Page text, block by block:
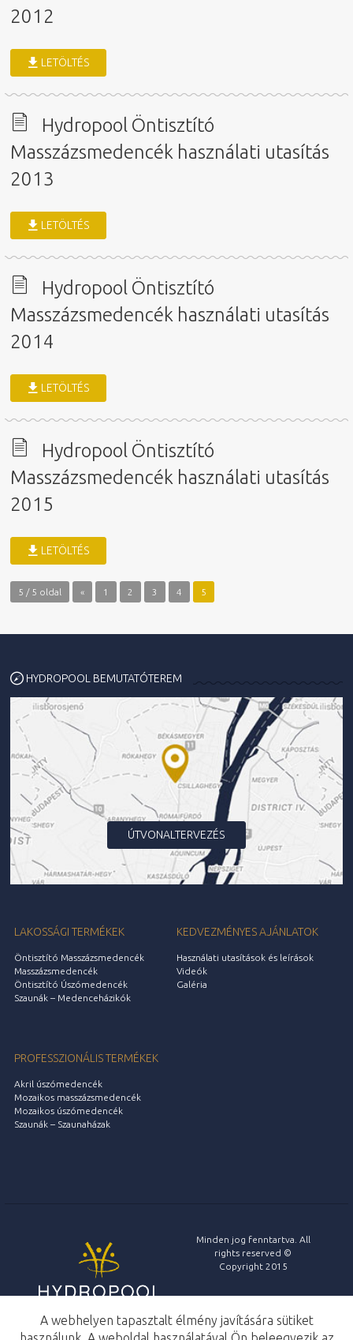
A webhelyen tapasztalt élmény javítására sütiket
2012
LETÖLTÉS
Hydropool Öntisztító
Masszázsmedencék használati utasítás
2013
LETÖLTÉS
Hydropool Öntisztító
Masszázsmedencék használati utasítás
2014
LETÖLTÉS
Hydropool Öntisztító
Masszázsmedencék használati utasítás
2015
LETÖLTÉS
5 / 5 oldal « 1 2 3 4 5
HYDROPOOL BEMUTATÓTEREM
ÚTVONALTERVEZÉS
LAKOSSÁGI TERMÉKEK
Öntisztító Masszázsmedencék
Masszázsmedencék
Öntisztító Úszómedencék
Szaunák – Medenceházikók
KEDVEZMÉNYES AJÁNLATOK
Használati utasítások és leírások
Videók
Galéria
PROFESSZIONÁLIS TERMÉKEK
Akril úszómedencék
Mozaikos masszázsmedencék
Mozaikos úszómedencék
Szaunák – Szaunaházak
Minden jog fenntartva. All
rights reserved ©
Copyright 2015